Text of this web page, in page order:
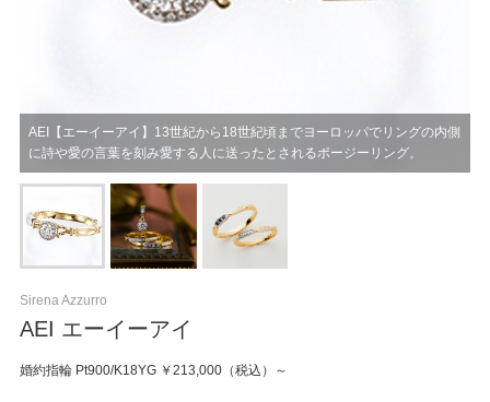
AEI【エーイーアイ】13世紀から18世紀頃までヨーロッパでリングの内側
に詩や愛の言葉を刻み愛する人に送ったとされるポージーリング。
Sirena Azzurro
AEI エーイーアイ
婚約指輪 Pt900/K18YG ￥213,000（税込）～